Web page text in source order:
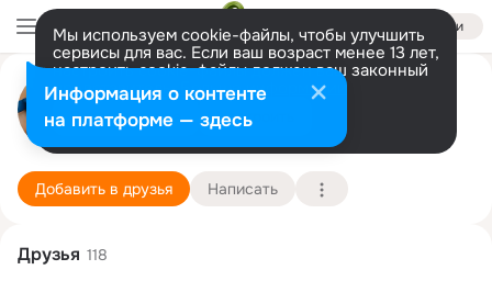
Войти
Мы используем cookie-файлы, чтобы улучшить
сервисы для вас. Если ваш возраст менее 13 лет,
настроить cookie-файлы должен ваш законный
представитель. Больше информации
Разрешить все Настроить
Наталья Ионова (Захарова)
г. Белореченск (Белореченский район)
Подробнее
Добавить в друзья Написать
Друзья 118
Информация о контенте
на платформе — здесь